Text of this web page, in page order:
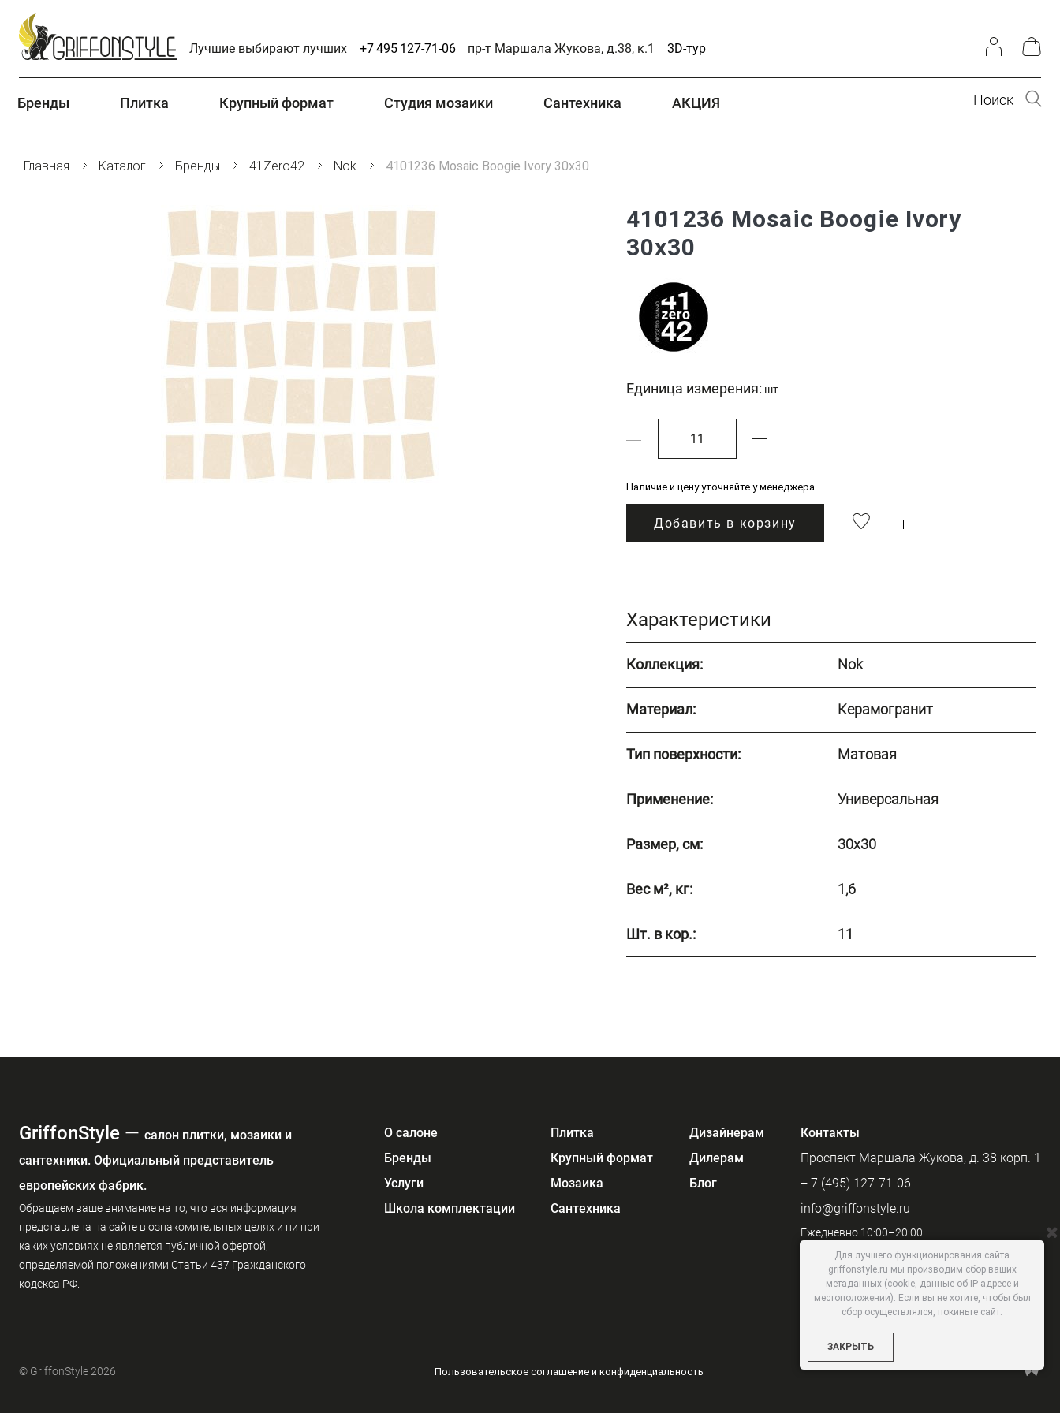
Лучшие выбирают лучших +7 495 127-71-06 пр-т Маршала Жукова, д.38, к.1 3D-тур
Бренды Плитка Крупный формат Студия мозаики Сантехника АКЦИЯ Поиск
Главная Каталог Бренды 41Zero42 Nok 4101236 Mosaic Boogie Ivory 30x30
4101236 Mosaic Boogie Ivory
30x30
Единица измерения: шт
Наличие и цену уточняйте у менеджера
Добавить в корзину
Характеристики
Коллекция: Nok
Материал: Керамогранит
Тип поверхности: Матовая
Применение: Универсальная
Размер, см: 30x30
Вес м², кг: 1,6
Шт. в кор.: 11
GriffonStyle — cалон плитки, мозаики и
сантехники. Официальный представитель
европейских фабрик.
Обращаем ваше внимание на то, что вся информация
представлена на сайте в ознакомительных целях и ни при
каких условиях не является публичной офертой,
определяемой положениями Статьи 437 Гражданского
кодекса РФ.
О салоне
Бренды
Услуги
Школа комплектации
Плитка
Крупный формат
Мозаика
Сантехника
Дизайнерам
Дилерам
Блог
Контакты
Проспект Маршала Жукова, д. 38 корп. 1
+ 7 (495) 127-71-06
info@griffonstyle.ru
Ежедневно 10:00–20:00
© GriffonStyle 2026 Пользовательское соглашение и конфиденциальность
Для лучшего функционирования сайта
griffonstyle.ru мы производим сбор ваших
метаданных (cookie, данные об IP-адресе и
местоположении). Если вы не хотите, чтобы был
сбор осуществлялся, покиньте сайт.
ЗАКРЫТЬ